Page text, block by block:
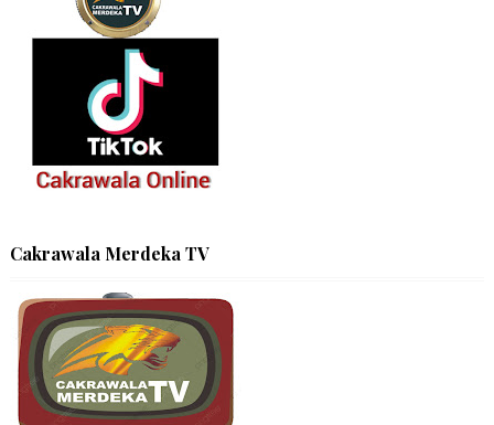
Cakrawala Merdeka TV